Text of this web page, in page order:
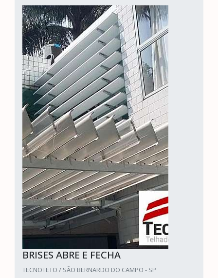
BRISES ABRE E FECHA
TECNOTETO / SÃO BERNARDO DO CAMPO - SP